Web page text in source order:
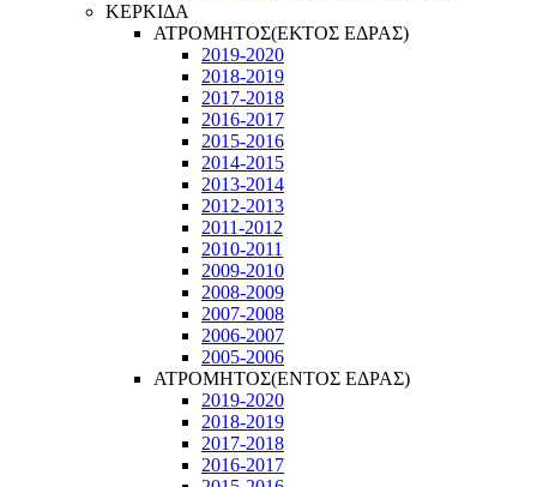
ΚΕΡΚΙΔΑ
ΑΤΡΟΜΗΤΟΣ(ΕΚΤΟΣ ΕΔΡΑΣ)
2019-2020
2018-2019
2017-2018
2016-2017
2015-2016
2014-2015
2013-2014
2012-2013
2011-2012
2010-2011
2009-2010
2008-2009
2007-2008
2006-2007
2005-2006
ΑΤΡΟΜΗΤΟΣ(ΕΝΤΟΣ ΕΔΡΑΣ)
2019-2020
2018-2019
2017-2018
2016-2017